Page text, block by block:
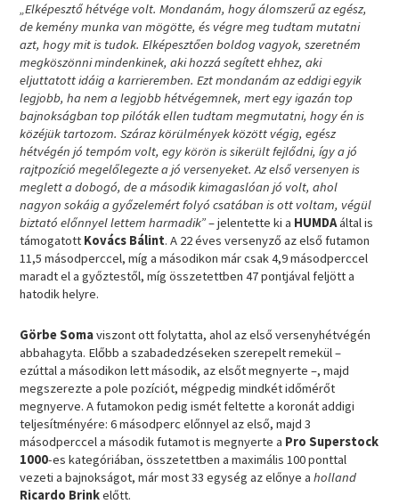
„Elképesztő hétvége volt. Mondanám, hogy álomszerű az egész,
de kemény munka van mögötte, és végre meg tudtam mutatni
azt, hogy mit is tudok. Elképesztően boldog vagyok, szeretném
megköszönni mindenkinek, aki hozzá segített ehhez, aki
eljuttatott idáig a karrieremben. Ezt mondanám az eddigi egyik
legjobb, ha nem a legjobb hétvégemnek, mert egy igazán top
bajnokságban top pilóták ellen tudtam megmutatni, hogy én is
közéjük tartozom. Száraz körülmények között végig, egész
hétvégén jó tempóm volt, egy körön is sikerült fejlődni, így a jó
rajtpozíció megelőlegezte a jó versenyeket. Az első versenyen is
meglett a dobogó, de a második kimagaslóan jó volt, ahol
nagyon sokáig a győzelemért folyó csatában is ott voltam, végül
biztató előnnyel lettem harmadik”– jelentette ki a HUMDAáltal is
támogatott Kovács Bálint. A 22 éves versenyző az első futamon
11,5 másodperccel, míg a másodikon már csak 4,9 másodperccel
maradt el a győztestől, míg összetettben 47 pontjával feljött a
hatodik helyre.
Görbe Somaviszont ott folytatta, ahol az első versenyhétvégén
abbahagyta. Előbb a szabadedzéseken szerepelt remekül –
ezúttal a másodikon lett második, az elsőt megnyerte –, majd
megszerezte a pole pozíciót, mégpedig mindkét időmérőt
megnyerve. A futamokon pedig ismét feltette a koronát addigi
teljesítményére: 6 másodperc előnnyel az első, majd 3
másodperccel a második futamot is megnyerte a Pro Superstock
1000-es kategóriában, összetettben a maximális 100 ponttal
vezeti a bajnokságot, már most 33 egység az előnye aholland
Ricardo Brinkelőtt.